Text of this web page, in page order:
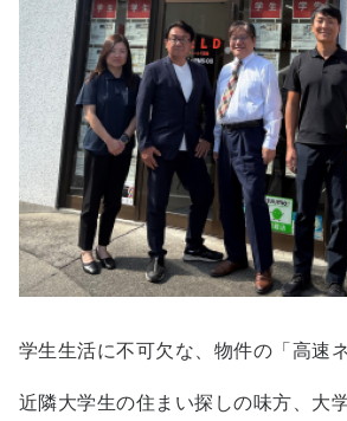
学生生活に不可欠な、物件の「高速
近隣大学生の住まい探しの味方、大